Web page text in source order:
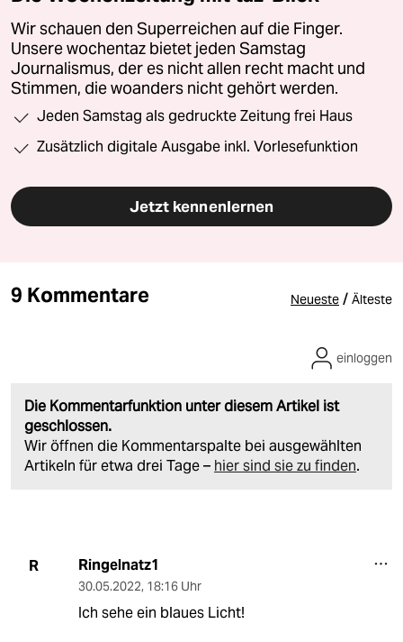
Wir schauen den Superreichen auf die Finger.
Unsere wochentaz bietet jeden Samstag
Journalismus, der es nicht allen recht macht und
Stimmen, die woanders nicht gehört werden.
Jeden Samstag als gedruckte Zeitung frei Haus
Zusätzlich digitale Ausgabe inkl. Vorlesefunktion
Jetzt kennenlernen
9 Kommentare Neueste / Älteste
Die Kommentarfunktion unter diesem Artikel ist
geschlossen.
Wir öffnen die Kommentarspalte bei ausgewählten
Artikeln für etwa drei Tage – hier sind sie zu finden.
einloggen
R Ringelnatz1
30.05.2022, 18:16 Uhr
Ich sehe ein blaues Licht!